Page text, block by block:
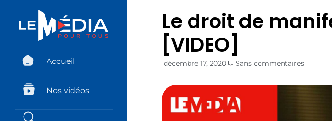
Accueil
Nos vidéos
Le droit de
[VIDEO]
décembre 17, 2020 Sans commentaires